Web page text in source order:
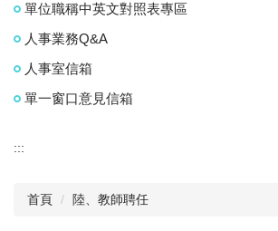
單位職稱中英文對照表專區
人事業務Q&A
人事室信箱
單一窗口意見信箱
:::
首頁 陸、教師聘任